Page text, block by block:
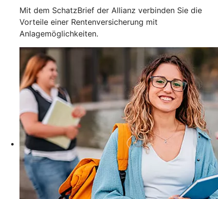
Mit dem SchatzBrief der Allianz verbinden Sie die
Vorteile einer Rentenversicherung mit
Anlagemöglichkeiten.